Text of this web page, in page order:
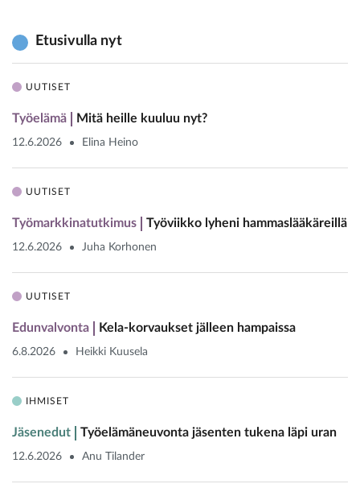
Etusivulla nyt
UUTISET
Työelämä Mitä heille kuuluu nyt?
12.6.2026 Elina Heino
UUTISET
Työmarkkinatutkimus Työviikko lyheni hammaslääkäreillä
12.6.2026 Juha Korhonen
UUTISET
Edunvalvonta Kela-korvaukset jälleen hampaissa
6.8.2026 Heikki Kuusela
IHMISET
Jäsenedut Työelämäneuvonta jäsenten tukena läpi uran
12.6.2026 Anu Tilander